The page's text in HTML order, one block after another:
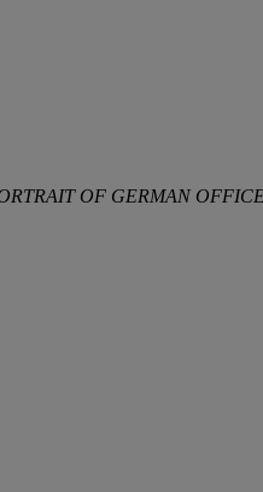
OF GERMAN